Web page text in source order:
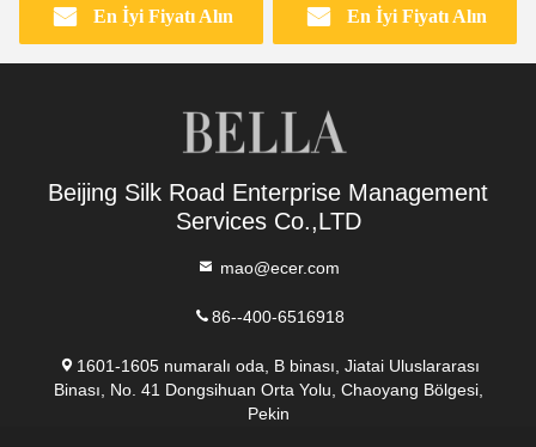
En İyi Fiyatı Alın En İyi Fiyatı Alın
Beijing Silk Road Enterprise Management
Services Co.,LTD
mao@ecer.com
86--400-6516918
1601-1605 numaralı oda, B binası, Jiatai Uluslararası
Binası, No. 41 Dongsihuan Orta Yolu, Chaoyang Bölgesi,
Pekin